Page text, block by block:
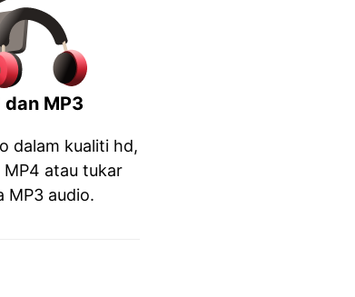
dan MP3
dalam kualiti hd,
atau tukar
MP3 audio.